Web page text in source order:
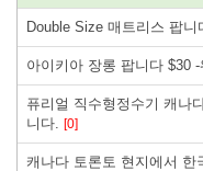
Double Size 매트리스 팝니
아이키아 장롱 팝니다 $30 -
퓨리얼 직수형정수기 캐나
니다. [0]
캐나다 토론토 현지에서 한